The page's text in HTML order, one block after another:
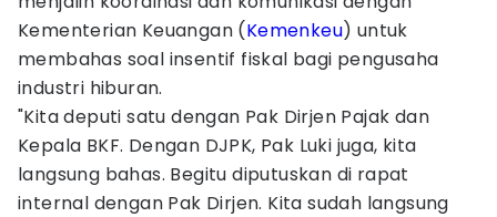
Kementerian Keuangan (Kemenkeu) untuk
membahas soal insentif fiskal bagi pengusaha
industri hiburan.
"Kita deputi satu dengan Pak Dirjen Pajak dan
Kepala BKF. Dengan DJPK, Pak Luki juga, kita
langsung bahas. Begitu diputuskan di rapat
internal dengan Pak Dirjen. Kita sudah langsung